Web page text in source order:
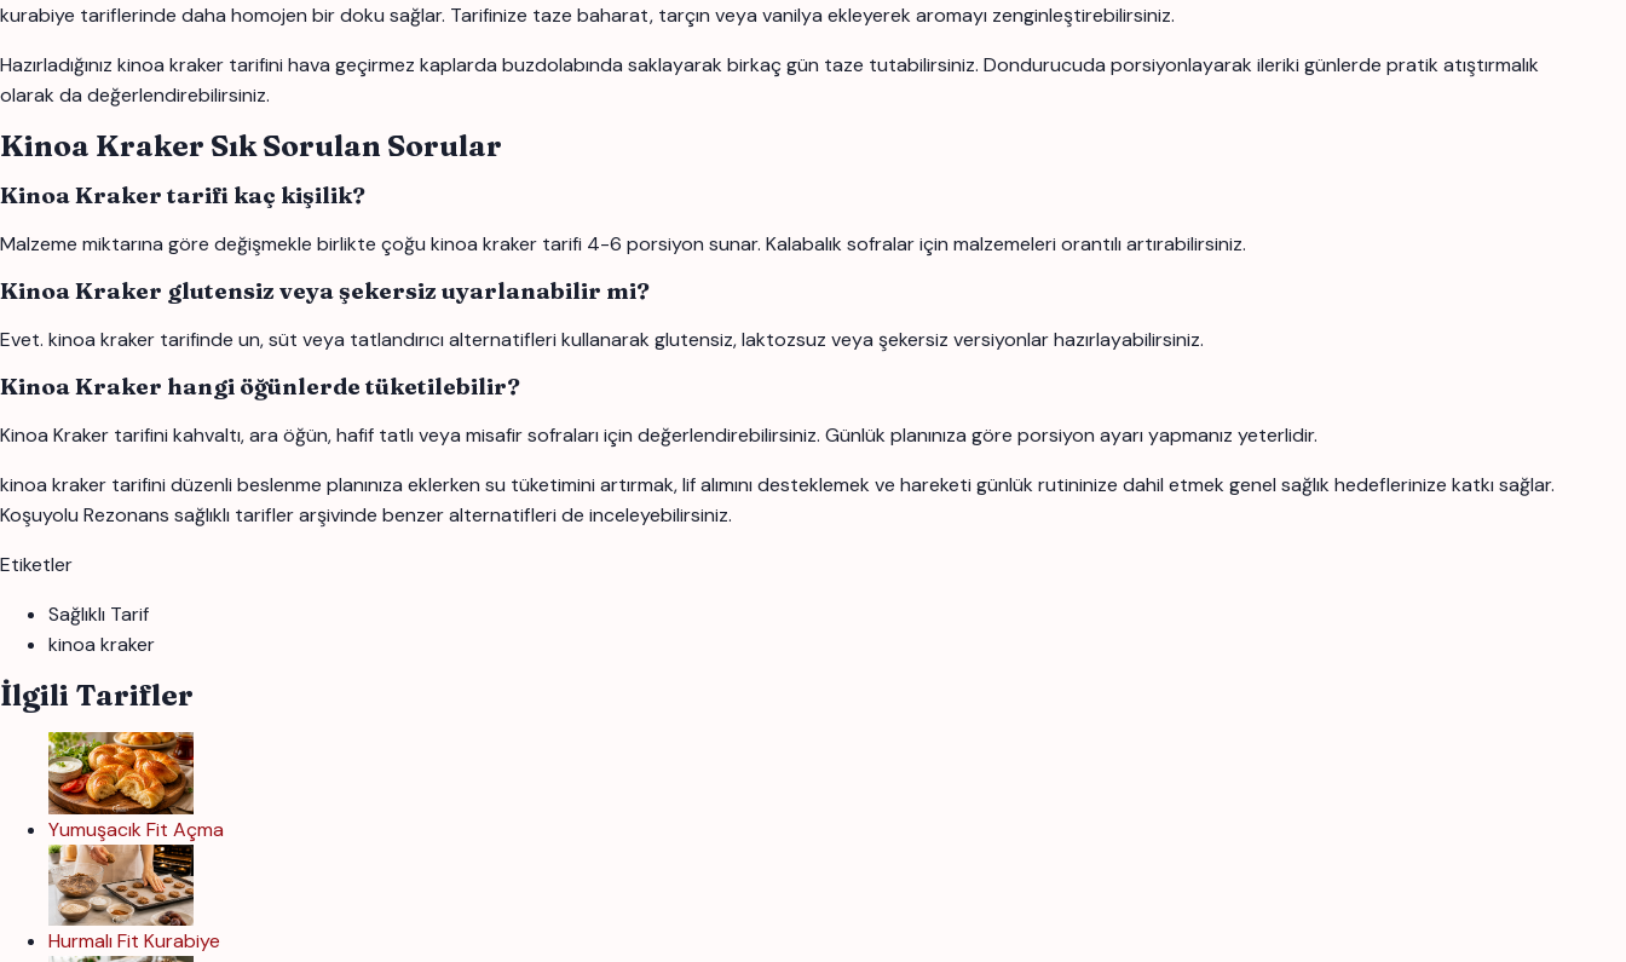
kurabiye tariflerinde daha homojen bir doku sağlar. Tarifinize taze baharat, tarçın veya vanilya ekleyerek aromayı zenginleştirebilirsiniz.
Hazırladığınız kinoa kraker tarifini hava geçirmez kaplarda buzdolabında saklayarak birkaç gün taze tutabilirsiniz. Dondurucuda porsiyonlayarak ileriki günlerde pratik atıştırmalık
olarak da değerlendirebilirsiniz.
Kinoa Kraker Sık Sorulan Sorular
Kinoa Kraker tarifi kaç kişilik?
Malzeme miktarına göre değişmekle birlikte çoğu kinoa kraker tarifi 4-6 porsiyon sunar. Kalabalık sofralar için malzemeleri orantılı artırabilirsiniz.
Kinoa Kraker glutensiz veya şekersiz uyarlanabilir mi?
Evet. kinoa kraker tarifinde un, süt veya tatlandırıcı alternatifleri kullanarak glutensiz, laktozsuz veya şekersiz versiyonlar hazırlayabilirsiniz.
Kinoa Kraker hangi öğünlerde tüketilebilir?
Kinoa Kraker tarifini kahvaltı, ara öğün, hafif tatlı veya misafir sofraları için değerlendirebilirsiniz. Günlük planınıza göre porsiyon ayarı yapmanız yeterlidir.
kinoa kraker tarifini düzenli beslenme planınıza eklerken su tüketimini artırmak, lif alımını desteklemek ve hareketi günlük rutininize dahil etmek genel sağlık hedeflerinize katkı sağlar.
Koşuyolu Rezonans sağlıklı tarifler arşivinde benzer alternatifleri de inceleyebilirsiniz.
Etiketler
Sağlıklı Tarif
kinoa kraker
İlgili Tarifler
Yumuşacık Fit Açma
Hurmalı Fit Kurabiye